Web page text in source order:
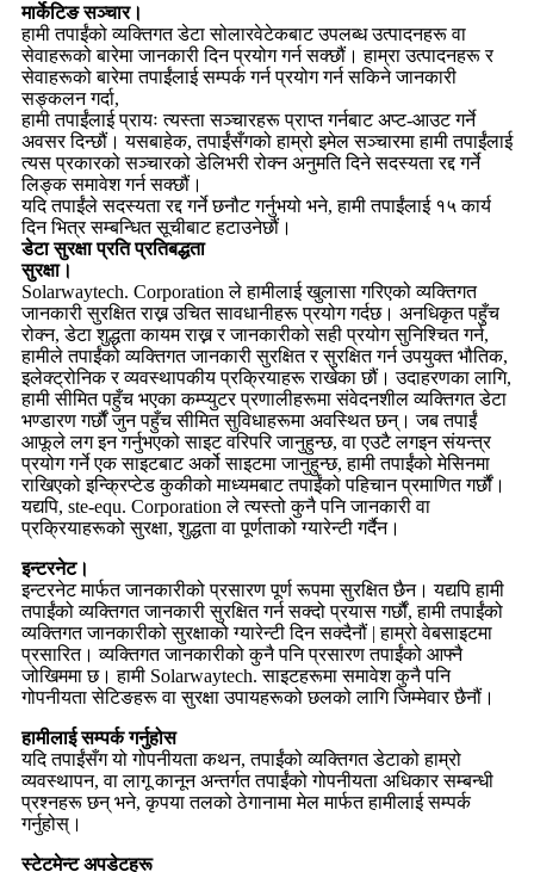
मार्केटिङ सञ्चार।
हामी तपाईंको व्यक्तिगत डेटा सोलारवेटेकबाट उपलब्ध उत्पादनहरू वा
सेवाहरूको बारेमा जानकारी दिन प्रयोग गर्न सक्छौं। हाम्रा उत्पादनहरू र
सेवाहरूको बारेमा तपाईंलाई सम्पर्क गर्न प्रयोग गर्न सकिने जानकारी
सङ्कलन गर्दा,
हामी तपाईंलाई प्रायः त्यस्ता सञ्चारहरू प्राप्त गर्नबाट अप्ट-आउट गर्ने
अवसर दिन्छौं। यसबाहेक, तपाईंसँगको हाम्रो इमेल सञ्चारमा हामी तपाईंलाई
त्यस प्रकारको सञ्चारको डेलिभरी रोक्न अनुमति दिने सदस्यता रद्द गर्ने
लिङ्क समावेश गर्न सक्छौं।
यदि तपाईंले सदस्यता रद्द गर्ने छनौट गर्नुभयो भने, हामी तपाईंलाई १५ कार्य
दिन भित्र सम्बन्धित सूचीबाट हटाउनेछौं।
डेटा सुरक्षा प्रति प्रतिबद्धता
सुरक्षा।
Solarwaytech. Corporation ले हामीलाई खुलासा गरिएको व्यक्तिगत
जानकारी सुरक्षित राख्न उचित सावधानीहरू प्रयोग गर्दछ। अनधिकृत पहुँच
रोक्न, डेटा शुद्धता कायम राख्न र जानकारीको सही प्रयोग सुनिश्चित गर्न,
हामीले तपाईंको व्यक्तिगत जानकारी सुरक्षित र सुरक्षित गर्न उपयुक्त भौतिक,
इलेक्ट्रोनिक र व्यवस्थापकीय प्रक्रियाहरू राखेका छौं। उदाहरणका लागि,
हामी सीमित पहुँच भएका कम्प्युटर प्रणालीहरूमा संवेदनशील व्यक्तिगत डेटा
भण्डारण गर्छौं जुन पहुँच सीमित सुविधाहरूमा अवस्थित छन्। जब तपाईं
आफूले लग इन गर्नुभएको साइट वरिपरि जानुहुन्छ, वा एउटै लगइन संयन्त्र
प्रयोग गर्ने एक साइटबाट अर्को साइटमा जानुहुन्छ, हामी तपाईंको मेसिनमा
राखिएको इन्क्रिप्टेड कुकीको माध्यमबाट तपाईंको पहिचान प्रमाणित गर्छौं।
यद्यपि, ste-equ. Corporation ले त्यस्तो कुनै पनि जानकारी वा
प्रक्रियाहरूको सुरक्षा, शुद्धता वा पूर्णताको ग्यारेन्टी गर्दैन।
इन्टरनेट।
इन्टरनेट मार्फत जानकारीको प्रसारण पूर्ण रूपमा सुरक्षित छैन। यद्यपि हामी
तपाईंको व्यक्तिगत जानकारी सुरक्षित गर्न सक्दो प्रयास गर्छौं, हामी तपाईंको
व्यक्तिगत जानकारीको सुरक्षाको ग्यारेन्टी दिन सक्दैनौं | हाम्रो वेबसाइटमा
प्रसारित। व्यक्तिगत जानकारीको कुनै पनि प्रसारण तपाईंको आफ्नै
जोखिममा छ। हामी Solarwaytech. साइटहरूमा समावेश कुनै पनि
गोपनीयता सेटिङहरू वा सुरक्षा उपायहरूको छलको लागि जिम्मेवार छैनौं।
हामीलाई सम्पर्क गर्नुहोस
यदि तपाईंसँग यो गोपनीयता कथन, तपाईंको व्यक्तिगत डेटाको हाम्रो
व्यवस्थापन, वा लागू कानून अन्तर्गत तपाईंको गोपनीयता अधिकार सम्बन्धी
प्रश्नहरू छन् भने, कृपया तलको ठेगानामा मेल मार्फत हामीलाई सम्पर्क
गर्नुहोस्।
स्टेटमेन्ट अपडेटहरू